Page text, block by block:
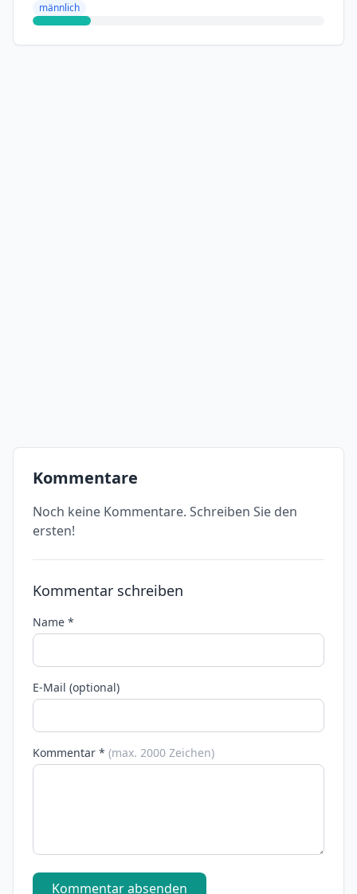
männlich
Kommentare
Noch keine Kommentare. Schreiben Sie den
ersten!
Kommentar schreiben
Name *
E-Mail (optional)
Kommentar * (max. 2000 Zeichen)
Kommentar absenden